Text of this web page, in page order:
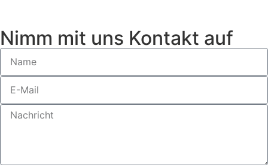
Nimm mit uns Kontakt auf